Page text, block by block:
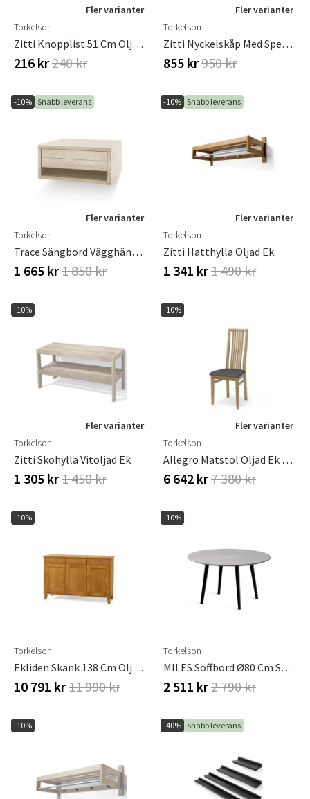
Norge
Suomi
Fler varianter
Torkelson
Zitti Knopplist 51 Cm Oljad Ek
216 kr240 kr
Fler varianter
Torkelson
Zitti Nyckelskåp Med Spegel Vitoljad Ek
855 kr950 kr
-10% Snabb leverans
Fler varianter
Torkelson
Trace Sängbord Vägghängt Vitoljad Ek
1 665 kr1 850 kr
-10% Snabb leverans
Fler varianter
Torkelson
Zitti Hatthylla Oljad Ek
1 341 kr1 490 kr
-10%
Fler varianter
Torkelson
Zitti Skohylla Vitoljad Ek
1 305 kr1 450 kr
-10%
Fler varianter
Torkelson
Allegro Matstol Oljad Ek M/ Tyg Sits 2-Pack
6 642 kr7 380 kr
-10%
Torkelson
Ekliden Skänk 138 Cm Oljad Ek
10 791 kr11 990 kr
-10%
Torkelson
MILES Soffbord Ø80 Cm Sandstenslaminat, 4 Svarta Träben
2 511 kr2 790 kr
-10% -40% Snabb leverans